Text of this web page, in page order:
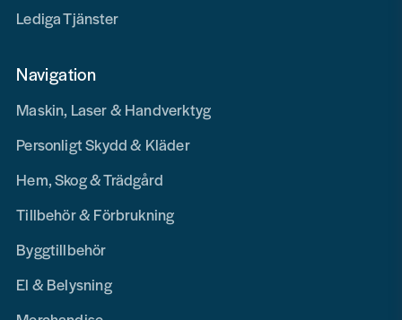
Lediga Tjänster
Navigation
Maskin, Laser & Handverktyg
Personligt Skydd & Kläder
Hem, Skog & Trädgård
Tillbehör & Förbrukning
Byggtillbehör
El & Belysning